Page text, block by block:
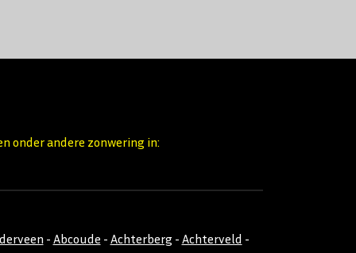
onder andere zonwering in:
- Abcoude - Achterberg - Achterveld -